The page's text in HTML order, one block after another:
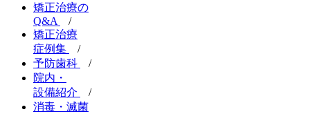
矯正治療の
Q&A
/
矯正治療
症例集
/
予防歯科
/
院内・
設備紹介
/
消毒・滅菌